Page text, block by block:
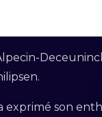
exprimé son